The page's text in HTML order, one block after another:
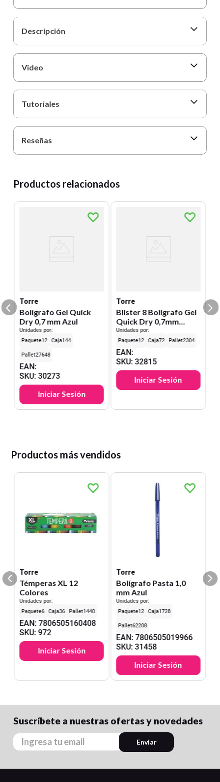
Descripción
Video
Tutoriales
Reseñas
Productos relacionados
Torre
Bolígrafo Gel Quick
Dry 0,7 mm Azul
Unidades por:
12
144
27648
EAN:
SKU:30273
Iniciar Sesión
Torre
Blister 8 Boligrafo Gel
Quick Dry 0,7mm
Colores Fun 8 Colores
Unidades por:
12
72 2304
EAN:
SKU:32815
Iniciar Sesión
Productos más vendidos
Torre
Témperas XL 12
Colores
Unidades por:
6
36 1440
EAN:7806505160408
SKU:972
Iniciar Sesión
Torre
Bolígrafo Pasta 1,0
mm Azul
Unidades por:
12
1728
62208
EAN:7806505019966
SKU:31458
Iniciar Sesión
Suscríbete a nuestras ofertas y novedades
Enviar